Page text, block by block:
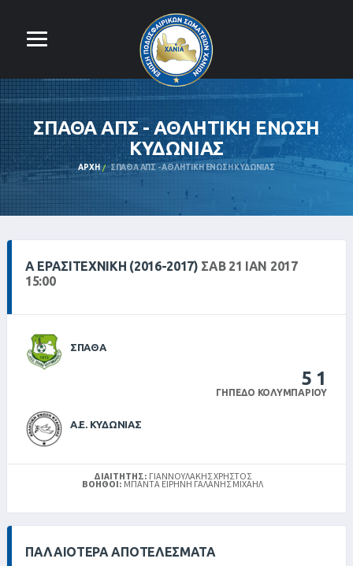
ΣΠΑΘΑ ΑΠΣ - ΑΘΛΗΤΙΚΗ ΕΝΩΣΗ
ΚΥΔΩΝΙΑΣ
ΑΡΧΉ ΣΠΑΘΑ ΑΠΣ - ΑΘΛΗΤΙΚΗ ΕΝΩΣΗ ΚΥΔΩΝΙΑΣ
Α ΕΡΑΣΙΤΕΧΝΙΚΗ (2016-2017) ΣΑΒ 21 ΙΑΝ 2017
15:00
ΣΠΑΘΑ
5 1
ΓΉΠΕΔΟ ΚΟΛΥΜΠΑΡΊΟΥ
Α.Ε. ΚΥΔΩΝΙΑΣ
ΔΙΑΙΤΗΤΉΣ: ΓΙΑΝΝΟΥΛΆΚΗΣ ΧΡΉΣΤΟΣ
ΒΟΗΘΟΊ: ΜΠΑΝΤΆ ΕΙΡΉΝΗ ΓΑΛΆΝΗΣ ΜΙΧΑΉΛ
ΠΑΛΑΙΌΤΕΡΑ ΑΠΟΤΕΛΈΣΜΑΤΑ